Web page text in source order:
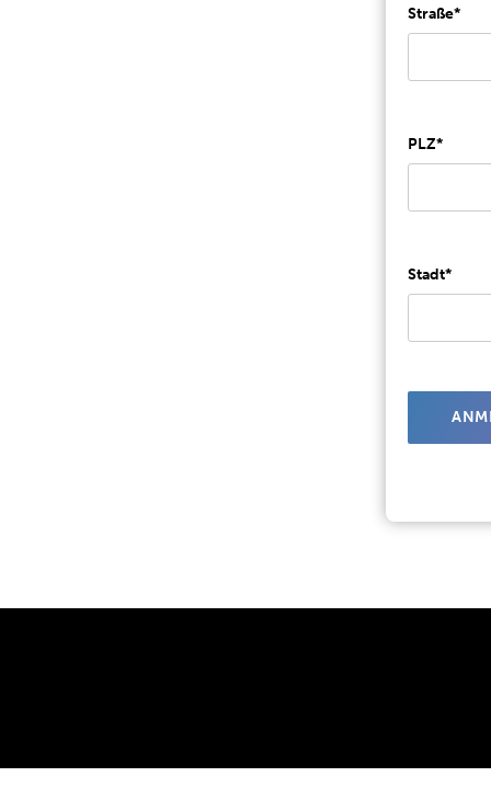
Straße*
PLZ*
Stadt*